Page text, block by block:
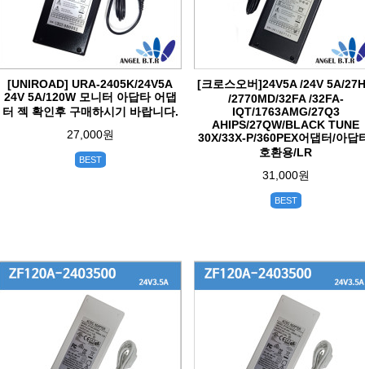
[UNIROAD] URA-2405K/24V5A
24V 5A/120W 모니터 아답타 어댑
터 젝 확인후 구매하시기 바랍니다.
27,000원
BEST
[크로스오버]24V5A /24V 5A/
/2770MD/32FA /32FA-
IQT/1763AMG/27Q3
AHIPS/27QW/BLACK TUNE
30X/33X-P/360PEX어댑터/아답
호환용/LR
31,000원
BEST